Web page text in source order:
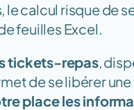
le calcul risque de
feuilles Excel.
tickets-repas
de se libérer
place les